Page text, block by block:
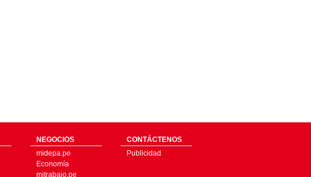
NEGOCIOS
midepa.pe
Economía
mitrabajo.pe
CONTÁCTENOS
Publicidad